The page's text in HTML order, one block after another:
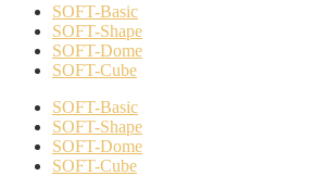
SOFT-Basic
SOFT-Shape
SOFT-Dome
SOFT-Cube
SOFT-Basic
SOFT-Shape
SOFT-Dome
SOFT-Cube